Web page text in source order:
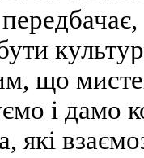
що
і дамо
які